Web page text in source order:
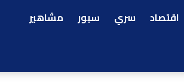
اقتصاد سري سبور مشاهير